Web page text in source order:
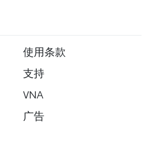
使用条款
支持
VNA
广告